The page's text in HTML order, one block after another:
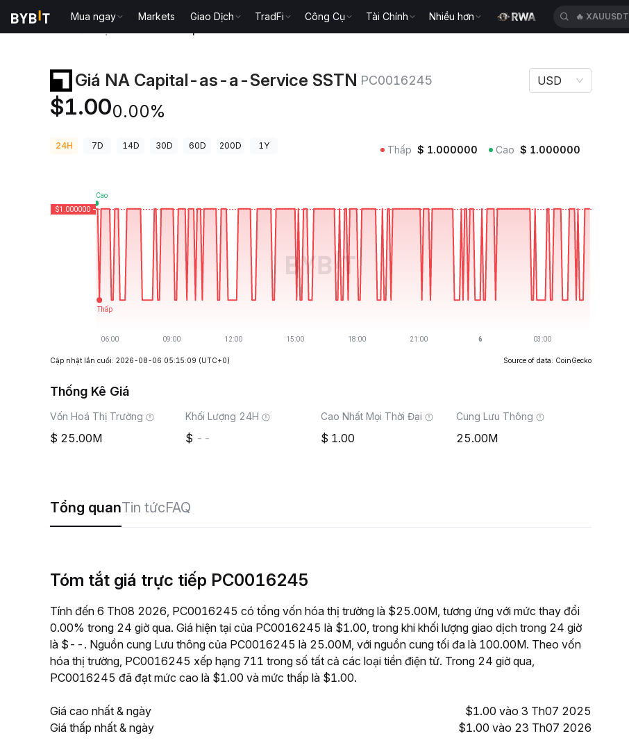
Mua ngay Markets Giao Dịch TradFi Công Cụ Tài Chính Nhiều hơn 🔥 XAUUSDT
Giá NA Capital-as-a-Service SSTN PC0016245
$1.000.00%
USD
24H 7D 14D 30D 60D 200D 1Y Thấp $ 1.000000 Cao $ 1.000000
Cập nhật lần cuối: 2026-08-06 05:15:09 (UTC+0) Source of data: CoinGecko
Thống Kê Giá
Vốn Hoá Thị Trường
25.00M
Khối Lượng 24H
--
Cao Nhất Mọi Thời Đại
1.00
Cung Lưu Thông
25.00M
Tổng quanTin tứcFAQ
Tóm tắt giá trực tiếp PC0016245
Tính đến 6 Th08 2026, PC0016245 có tổng vốn hóa thị trường là $25.00M, tương ứng với mức thay đổi
0.00% trong 24 giờ qua. Giá hiện tại của PC0016245 là $1.00, trong khi khối lượng giao dịch trong 24 giờ
là $--. Nguồn cung Lưu thông của PC0016245 là 25.00M, với nguồn cung tối đa là 100.00M. Theo vốn
hóa thị trường, PC0016245 xếp hạng 711 trong số tất cả các loại tiền điện tử. Trong 24 giờ qua,
PC0016245 đã đạt mức cao là $1.00 và mức thấp là $1.00.
Giá cao nhất & ngày
$1.00 vào 3 Th07 2025
Giá thấp nhất & ngày
$1.00 vào 23 Th07 2026